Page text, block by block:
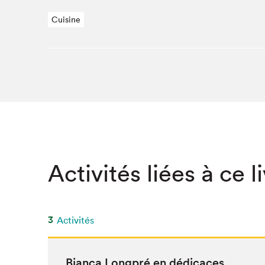
SLM 2020
Cuisine
Activités liées à ce
3 Activités